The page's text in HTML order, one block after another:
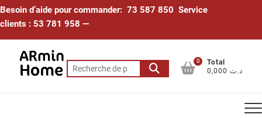
Skip
to
Besoin d’aide pour commander: 73 587 850 Service
clients : 53 781 958 —
Recherche
pour :
0
Total
0,000 د.ت